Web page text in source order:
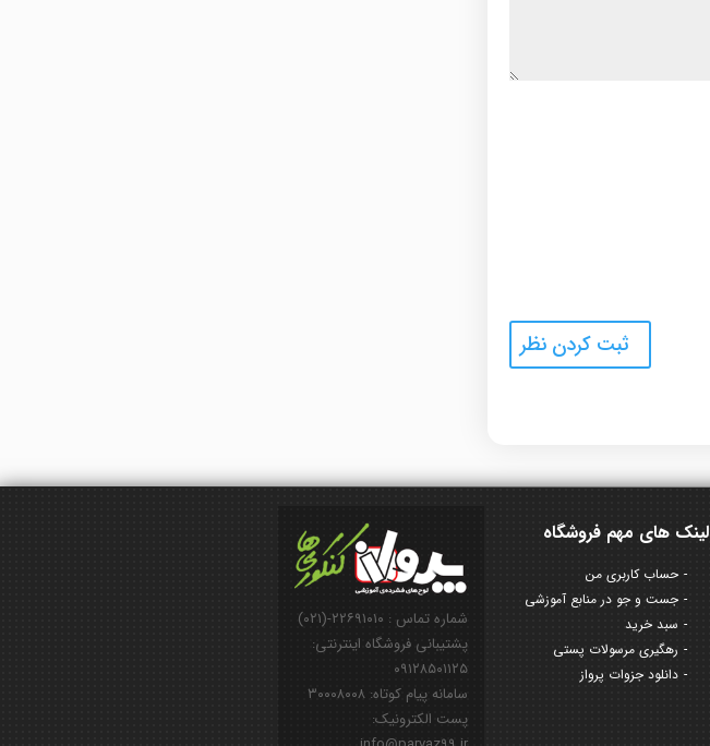
شماره تماس : ۲۲۶۹۱۰۱۰-(۰۲۱)
پشتیبانی فروشگاه اینترنتی:
۰۹۱۲۸۵۰۱۱۲۵
سامانه پیام کوتاه: ۳۰۰۰۸۰۰۸
پست الکترونیک:
لینک های مهم فروشگاه
حساب کاربری من
جست و جو در منابع آموزشی
سبد خرید
رهگیری مرسولات پستی
دانلود جزوات پرواز